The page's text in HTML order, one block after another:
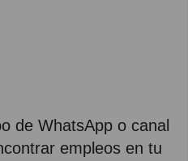
de WhatsApp o canal
empleos en tu